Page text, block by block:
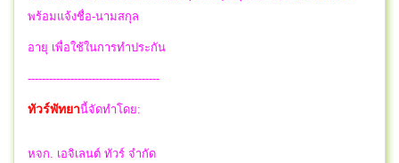
พร้อมแจ้งชื่อ-นามสกุล
อายุ เพื่อใช้ในการทำประกัน
-------------------------------------
ทัวร์พัทยานี้จัดทำโดย:
หจก. เอจิเลนต์ ทัวร์ จำกัด